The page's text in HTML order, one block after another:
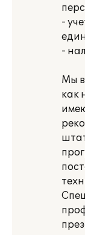
-
-
Мы
как